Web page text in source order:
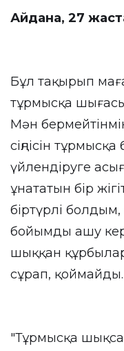
Айдана, 27
Бұл тақырып
тұрмысқа
Мән
сіңлісін
үйлендіруге
ұнататын бір
біртүрлі
бойымды ашу
шыққан
сұрап, қоймайды.
"Тұрмысқа